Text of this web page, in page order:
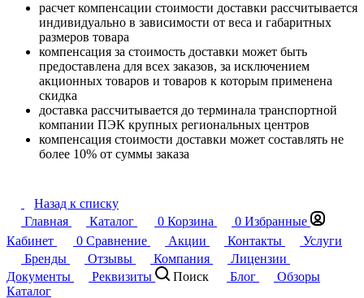
расчет компенсации стоимости доставки рассчитывается
индивидуально в зависимости от веса и габаритных
размеров товара
компенсация за стоимость доставки может быть
предоставлена для всех заказов, за исключением
акционных товаров и товаров к которым применена
скидка
доставка рассчитывается до терминала транспортной
компании ПЭК крупных региональных центров
компенсация стоимости доставки может составлять не
более 10% от суммы заказа
Назад к списку
Главная
Каталог 0 Корзина 0 Избранные
Кабинет
0 Сравнение Акции Контакты
Услуги
Бренды
Отзывы Компания
Лицензии
Документы
Реквизиты Поиск Блог
Обзоры
Каталог